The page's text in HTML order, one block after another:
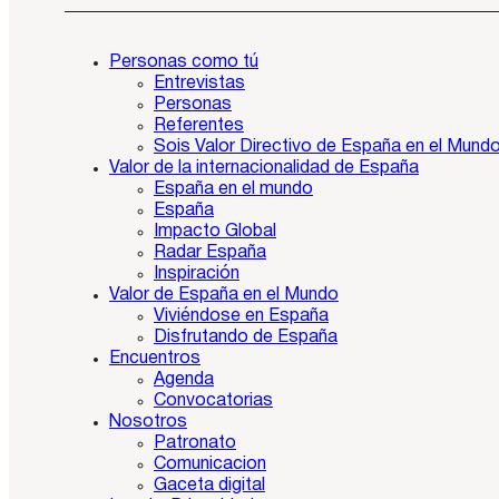
Personas como tú
Entrevistas
Personas
Referentes
Sois Valor Directivo de España en el
Valor de la internacionalidad de España
España en el mundo
España
Impacto Global
Radar España
Inspiración
Valor de España en el Mundo
Viviéndose en España
Disfrutando de España
Encuentros
Agenda
Convocatorias
Nosotros
Patronato
Comunicacion
Gaceta digital